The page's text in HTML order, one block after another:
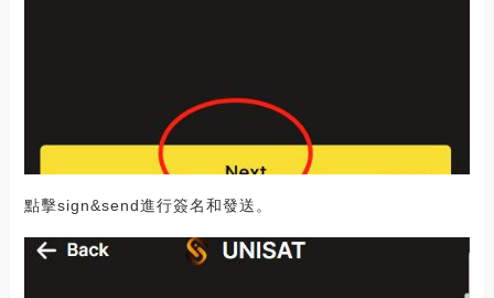
點擊sign&send進行簽名和發送。